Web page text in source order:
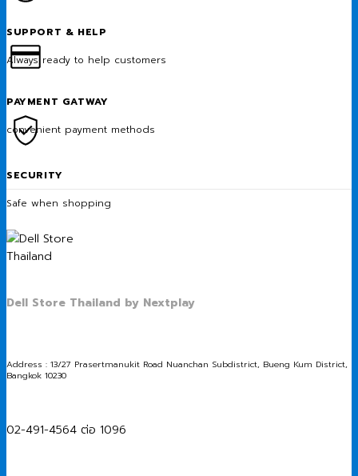
SUPPORT & HELP
Always ready to help customers
PAYMENT GATWAY
convenient payment methods
SECURITY
Safe when shopping
Dell Store Thailand by Nextplay
Address : 13/27 Prasertmanukit Road Nuanchan Subdistrict, Bueng Kum District,
Bangkok 10230
02-491-4564 ต่อ 1096